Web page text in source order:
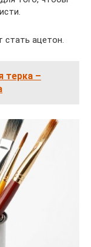
стать ацетон.
терка –